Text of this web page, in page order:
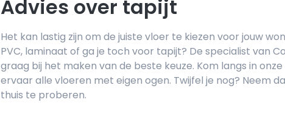
Advies over tapijt
Het kan lastig zijn om de juiste vloer te kiezen voor jouw
PVC, laminaat of ga je toch voor tapijt? De specialist van
graag bij het maken van de beste keuze. Kom langs in onze
ervaar alle vloeren met eigen ogen. Twijfel je nog? Neem
thuis te proberen.